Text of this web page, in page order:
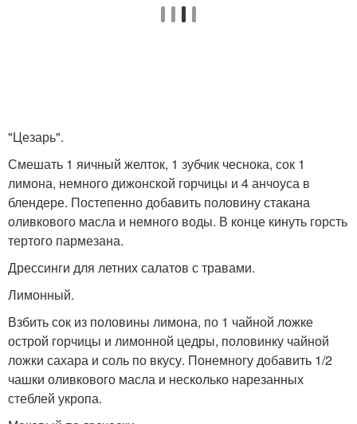
"Цезарь".
Смешать 1 яичный желток, 1 зубчик чеснока, сок 1
лимона, немного дижонской горчицы и 4 анчоуса в
блендере. Постепенно добавить половину стакана
оливкового масла и немного воды. В конце кинуть горсть
тертого пармезана.
Дрессинги для летних салатов с травами.
Лимонный.
Взбить сок из половины лимона, по 1 чайной ложке
острой горчицы и лимонной цедры, половинку чайной
ложки сахара и соль по вкусу. Понемногу добавить 1/2
чашки оливкового масла и несколько нарезанных
стеблей укропа.